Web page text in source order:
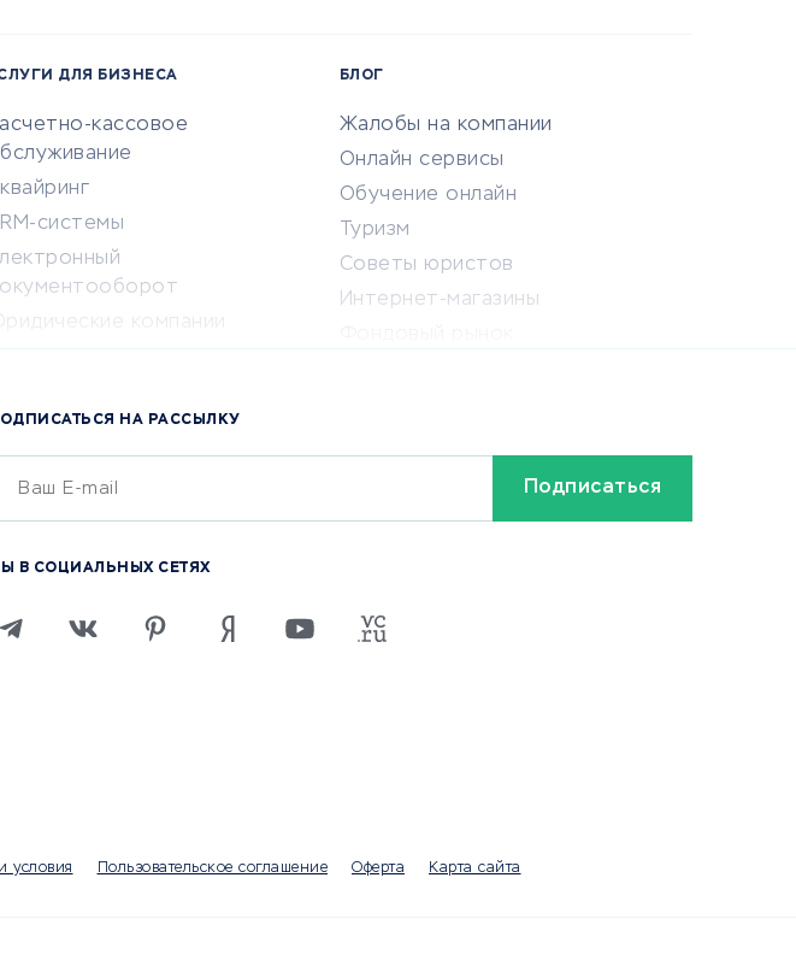
ДЛЯ БИЗНЕСА
кассовое
системы
компании
онлайн
кассы
БЛОГ
Жалобы на компании
Онлайн сервисы
Обучение онлайн
Туризм
Советы юристов
Интернет-магазины
НА РАССЫЛКУ
В СОЦИАЛЬНЫХ СЕТЯХ
условия Пользовательское соглашение Оферта Карта сайта